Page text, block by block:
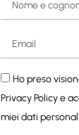
Ho preso
Privacy Policye
miei dati personali.